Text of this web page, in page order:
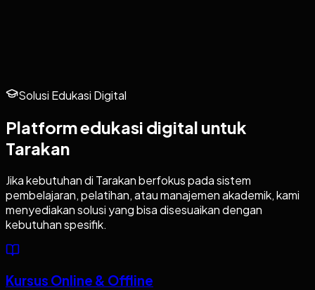
Solusi Edukasi Digital
Platform edukasi digital untuk
Tarakan
Jika kebutuhan di Tarakanberfokus pada sistem
pembelajaran, pelatihan, atau manajemen akademik, kami
menyediakan solusi yang bisa disesuaikan dengan
kebutuhan spesifik.
Kursus Online & Offline